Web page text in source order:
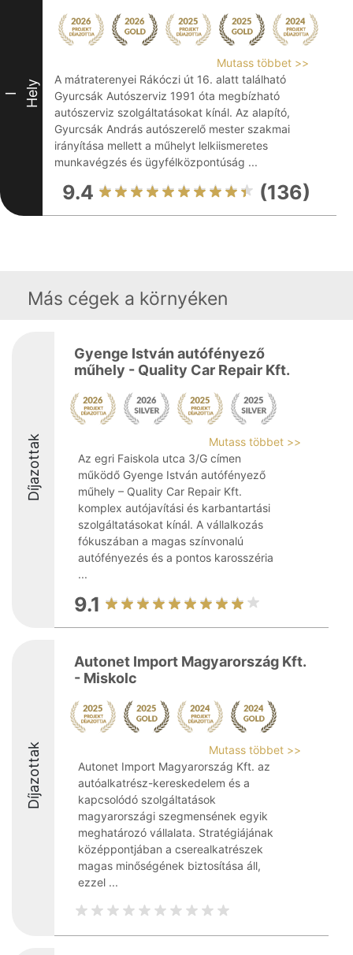
I Hely
Mutass többet >>
A mátraterenyei Rákóczi út 16. alatt található
Gyurcsák Autószerviz 1991 óta megbízható
autószerviz szolgáltatásokat kínál. Az alapító,
Gyurcsák András autószerelő mester szakmai
irányítása mellett a műhelyt lelkiismeretes
munkavégzés és ügyfélközpontúság ...
9.4 (136)
Más cégek a környéken
Díjazottak
Gyenge István autófényező
műhely - Quality Car Repair Kft.
Mutass többet >>
Az egri Faiskola utca 3/G címen
működő Gyenge István autófényező
műhely – Quality Car Repair Kft.
komplex autójavítási és karbantartási
szolgáltatásokat kínál. A vállalkozás
fókuszában a magas színvonalú
autófényezés és a pontos karosszéria
...
9.1
Díjazottak
Autonet Import Magyarország Kft.
- Miskolc
Mutass többet >>
Autonet Import Magyarország Kft. az
autóalkatrész-kereskedelem és a
kapcsolódó szolgáltatások
magyarországi szegmensének egyik
meghatározó vállalata. Stratégiájának
középpontjában a cserealkatrészek
magas minőségének biztosítása áll,
ezzel ...